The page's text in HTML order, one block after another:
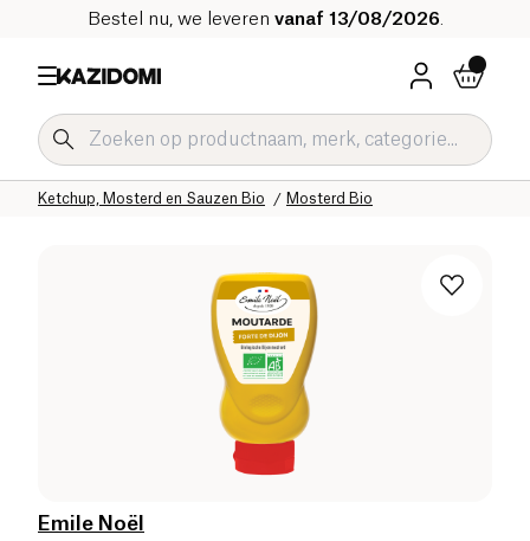
Bestel nu, we leveren vanaf 13/08/2026
Mosterd Bio
Ketchup, Mosterd en Sauzen Bio
Sauzen en Condimenten Bio
Zoute Kruidenierswaren Bio
Onze biologische catalogus
Home
Emile Noël